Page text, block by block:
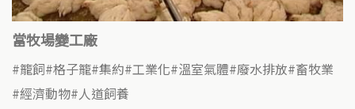
當牧場變工廠
籠飼 格子籠 集約 工業化 溫室氣體 廢水排放 畜牧業
經濟動物 人道飼養